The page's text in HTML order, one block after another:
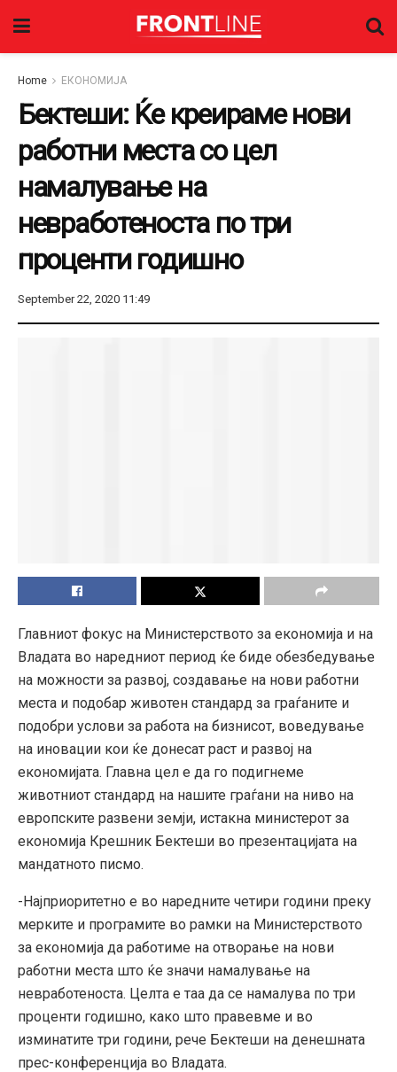
Home ЕКОНОМИЈА
Бектеши: Ќе креираме нови
работни места со цел
намалување на
невработеноста по три
проценти годишно
September 22, 2020 11:49
Главниот фокус на Министерството за економија и на
Владата во наредниот период ќе биде обезбедување
на можности за развој, создавање на нови работни
места и подобар животен стандард за граѓаните и
подобри услови за работа на бизнисот, воведување
на иновации кои ќе донесат раст и развој на
економијата. Главна цел е да го подигнеме
животниот стандард на нашите граѓани на ниво на
европските развени земји, истакна министерот за
економија Крешник Бектеши во презентацијата на
мандатното писмо.
-Најприоритетно е во наредните четири години преку
мерките и програмите во рамки на Министерството
за економија да работиме на отворање на нови
работни места што ќе значи намалување на
невработеноста. Целта е таа да се намалува по три
проценти годишно, како што правевме и во
изминатите три години, рече Бектеши на денешната
прес-конференција во Владата.